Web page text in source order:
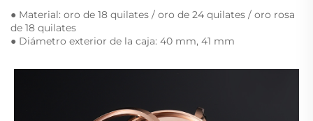
● Material: oro de 18 quilates / oro de 24 quilates / oro rosa
de 18 quilates
● Diámetro exterior de la caja: 40 mm, 41 mm